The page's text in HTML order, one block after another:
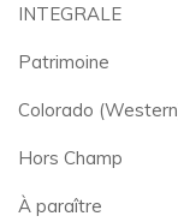
INTEGRALE
Patrimoine
Colorado
Hors Champ
À paraître